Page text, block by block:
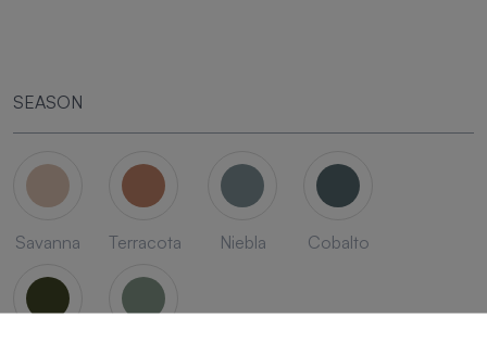
SEASON
Savanna Terracota Niebla Cobalto